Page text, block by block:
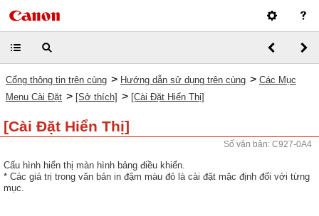
Cổng thông tin trên cùng > Hướng dẫn sử dụng trên cùng > Các Mục
Menu Cài Đặt > [Sở thích] > [Cài Đặt Hiển Thị]
[Cài Đặt Hiển Thị]
Số văn bản: C927-0A4
Cấu hình hiển thị màn hình bảng điều khiển.
* Các giá trị trong văn bản in đậm màu đỏ là cài đặt mặc định đối với từng
mục.